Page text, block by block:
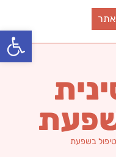
פתח
בשפעת